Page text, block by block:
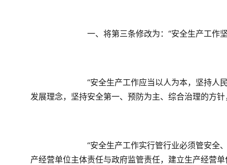
一、将第三条修改为：“安全生产工作
“安全生产工作应当以人为本，坚持人
发展理念，坚持安全第一、预防为主、综合治理的方
“安全生产工作实行管行业必须管安全
产经营单位主体责任与政府监管责任，建立生产经营